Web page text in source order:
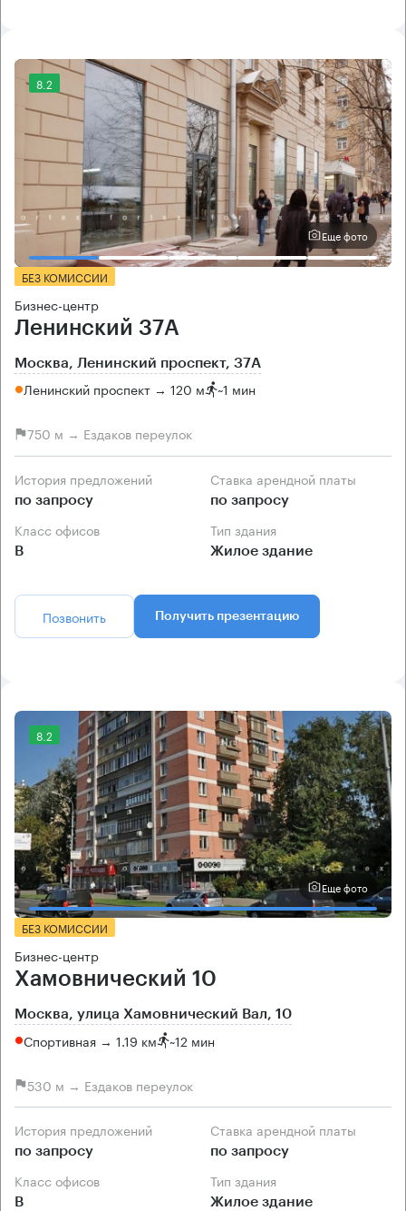
8.2
Еще фото
БЕЗ КОМИССИИ
Бизнес-центр
Ленинский 37А
Москва, Ленинский проспект, 37А
Ленинский проспект → 120 м ~1 мин
750 м → Ездаков переулок
История предложений
по запросу
Ставка арендной платы
по запросу
Класс офисов
B
Тип здания
Жилое здание
Позвонить Получить презентацию
8.2
Еще фото
БЕЗ КОМИССИИ
Бизнес-центр
Хамовнический 10
Москва, улица Хамовнический Вал, 10
Спортивная → 1.19 км ~12 мин
530 м → Ездаков переулок
История предложений
по запросу
Ставка арендной платы
по запросу
Класс офисов
B
Тип здания
Жилое здание